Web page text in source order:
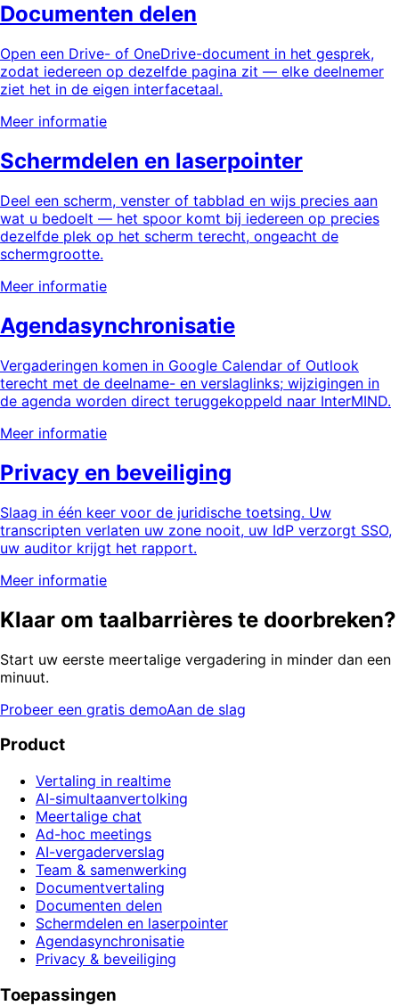
Documenten delen
Open een Drive- of OneDrive-document in het gesprek,
zodat iedereen op dezelfde pagina zit — elke deelnemer
ziet het in de eigen interfacetaal.
Meer informatie
Schermdelen en laserpointer
Deel een scherm, venster of tabblad en wijs precies aan
wat u bedoelt — het spoor komt bij iedereen op precies
dezelfde plek op het scherm terecht, ongeacht de
schermgrootte.
Meer informatie
Agendasynchronisatie
Vergaderingen komen in Google Calendar of Outlook
terecht met de deelname- en verslaglinks; wijzigingen in
de agenda worden direct teruggekoppeld naar InterMIND.
Meer informatie
Privacy en beveiliging
Slaag in één keer voor de juridische toetsing. Uw
transcripten verlaten uw zone nooit, uw IdP verzorgt SSO,
uw auditor krijgt het rapport.
Meer informatie
Klaar om taalbarrières te doorbreken?
Start uw eerste meertalige vergadering in minder dan een
minuut.
Probeer een gratis demoAan de slag
Product
Vertaling in realtime
AI-simultaanvertolking
Meertalige chat
Ad-hoc meetings
AI-vergaderverslag
Team & samenwerking
Documentvertaling
Documenten delen
Schermdelen en laserpointer
Agendasynchronisatie
Privacy & beveiliging
Toepassingen